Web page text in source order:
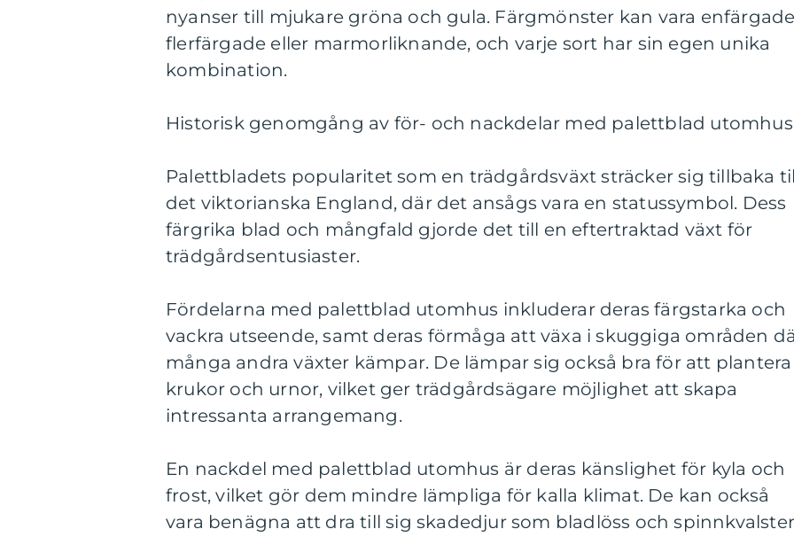
nyanser till mjukare gröna och gula. Färgmönster kan vara
flerfärgade eller marmorliknande, och varje sort har sin egen unika
kombination.
Historisk genomgång av för- och nackdelar med palettblad utomhus
Palettbladets popularitet som en trädgårdsväxt sträcker sig tillbaka
det viktorianska England, där det ansågs vara en statussymbol. Dess
färgrika blad och mångfald gjorde det till en eftertraktad växt för
trädgårdsentusiaster.
Fördelarna med palettblad utomhus inkluderar deras färgstarka och
vackra utseende, samt deras förmåga att växa i skuggiga områden
många andra växter kämpar. De lämpar sig också bra för att plantera
krukor och urnor, vilket ger trädgårdsägare möjlighet att skapa
intressanta arrangemang.
En nackdel med palettblad utomhus är deras känslighet för kyla och
frost, vilket gör dem mindre lämpliga för kalla klimat. De kan också
vara benägna att dra till sig skadedjur som bladlöss och